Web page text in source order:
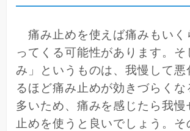
痛み止めを使えば痛みもいく
ってくる可能性があります。そ
み」というものは、我慢して悪
るほど痛み止めが効きづらくな
多いため、痛みを感じたら我慢
止めを使うと良いでしょう。そ